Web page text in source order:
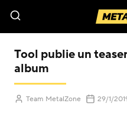
Tool publie un
album
Team MetalZone 29/1/